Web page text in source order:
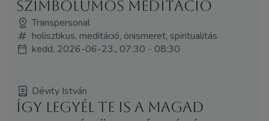
szimbólumos meditáció
Transpersonal
holisztikus, meditáció, önismeret, spiritualitás
kedd, 2026-06-23., 07:30 - 08:30
Dévity István
Így legyél Te is a magad